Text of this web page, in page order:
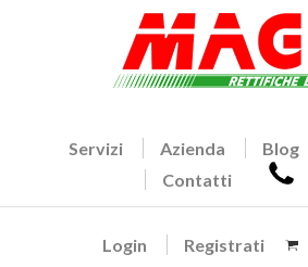
Servizi Azienda Blog
Contatti
Login Registrati